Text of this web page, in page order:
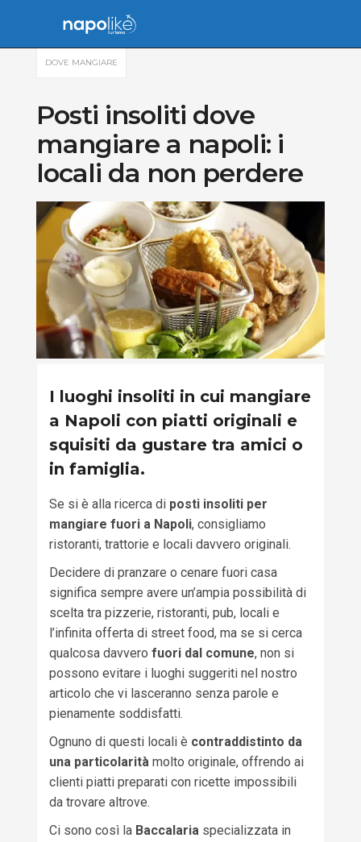
DOVE MANGIARE
Posti insoliti dove
mangiare a napoli: i
locali da non perdere
I luoghi insoliti in cui mangiare
a Napoli con piatti originali e
squisiti da gustare tra amici o
in famiglia.
Se si è alla ricerca di posti insoliti per
mangiare fuori a Napoli, consigliamo
ristoranti, trattorie e locali davvero originali.
Decidere di pranzare o cenare fuori casa
significa sempre avere un’ampia possibilità di
scelta tra pizzerie, ristoranti, pub, locali e
l’infinita offerta di street food, ma se si cerca
qualcosa davvero fuori dal comune, non si
possono evitare i luoghi suggeriti nel nostro
articolo che vi lasceranno senza parole e
pienamente soddisfatti.
Ognuno di questi locali è contraddistinto da
una particolaritàmolto originale, offrendo ai
clienti piatti preparati con ricette impossibili
da trovare altrove.
Ci sono così la Baccalariaspecializzata in